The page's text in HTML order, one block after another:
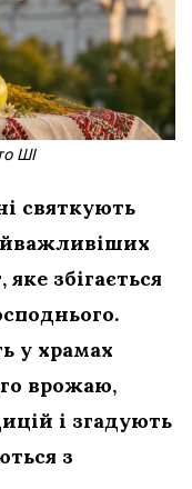
ШІ
святкують
збігається
у храмах
врожаю,
і згадують
з